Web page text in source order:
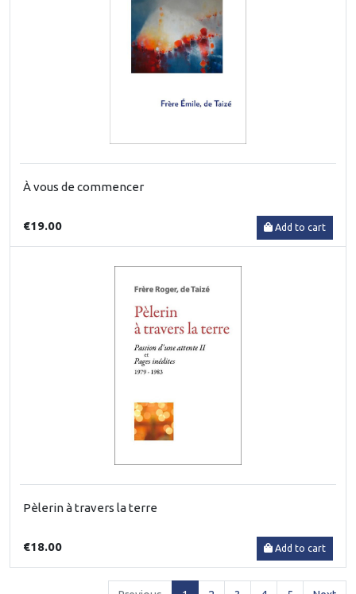
À vous de commencer
€19.00 Add to cart
Pèlerin à travers la terre
€18.00 Add to cart